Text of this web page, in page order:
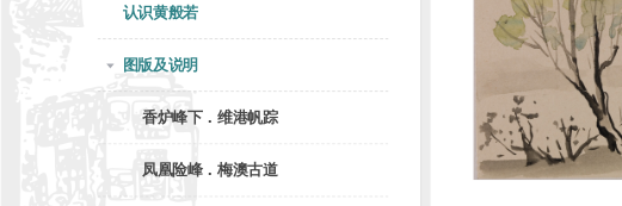
认识黄般若
图版及说明
香炉峰下．维港帆踪
凤凰险峰．梅澳古道